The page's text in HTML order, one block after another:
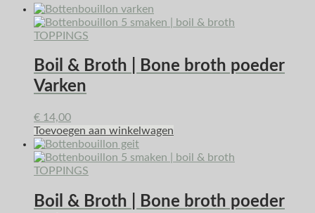
TOPPINGS
Boil & Broth | Bone broth poeder
Varken
€ 14,00
Toevoegen aan winkelwagen
TOPPINGS
Boil & Broth | Bone broth poeder